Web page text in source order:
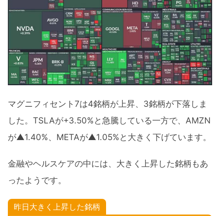
マグニフィセント7は4銘柄が上昇、3銘柄が下落しま
した。TSLAが+3.50%と急騰している一方で、AMZN
が▲1.40%、METAが▲1.05%と大きく下げています。
金融やヘルスケアの中には、大きく上昇した銘柄もあ
ったようです。
昨日大きく上昇した銘柄